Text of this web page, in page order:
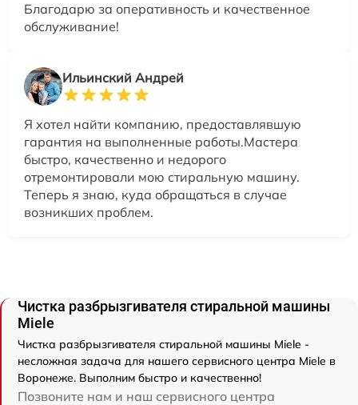
Благодарю за оперативность и качественное
обслуживание!
Ильинский Андрей
Я хотел найти компанию, предоставлявшую
гарантия на выполненные работы.Мастера
быстро, качественно и недорого
отремонтировали мою стиральную машину.
Теперь я знаю, куда обращаться в случае
возникших проблем.
Чистка разбрызгивателя стиральной машины
Miele
Чистка разбрызгивателя стиральной машины Miele -
несложная задача для нашего сервисного центра Miele в
Воронеже. Выполним быстро и качественно!
Позвоните нам и наш сервисного центра